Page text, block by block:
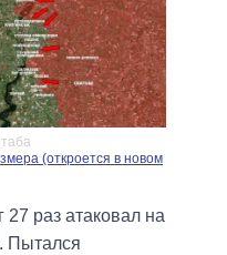
(откроется в новом
раз атаковал на
Пытался